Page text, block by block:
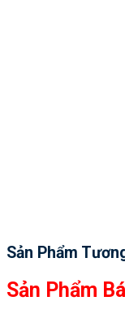
Sản Phẩm
Sản Phẩm